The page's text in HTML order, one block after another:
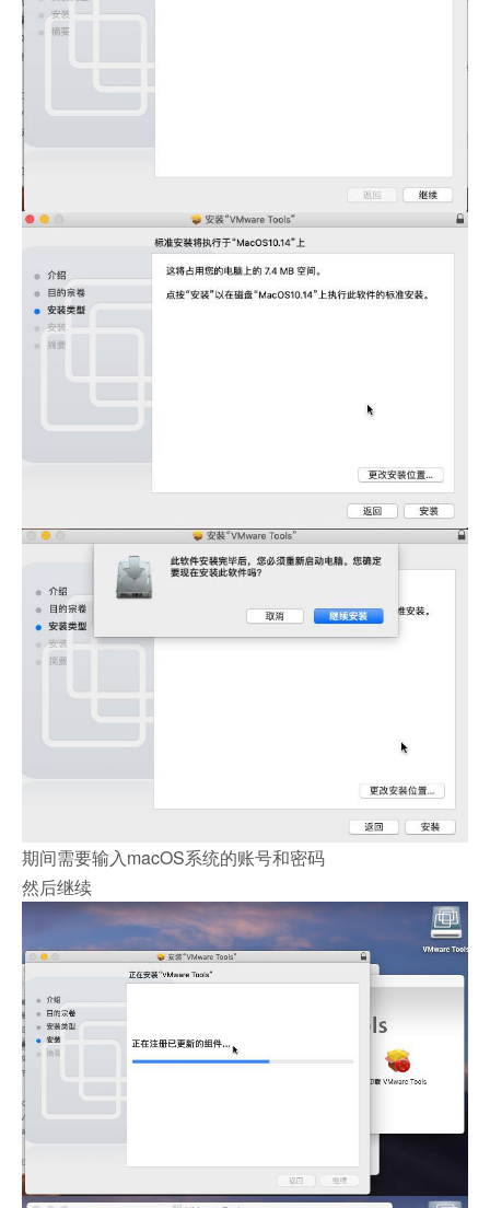
期间需要输入macOS系统的账号和密码
然后继续